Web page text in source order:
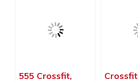
555 Crossfit,
Crossfit